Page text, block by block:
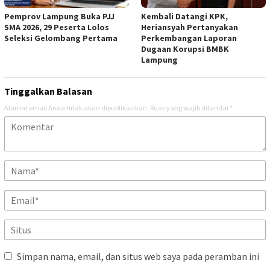
Pemprov Lampung Buka PJJ
SMA 2026, 29 Peserta Lolos
Seleksi Gelombang Pertama
Kembali Datangi KPK,
Heriansyah Pertanyakan
Perkembangan Laporan
Dugaan Korupsi BMBK
Lampung
Tinggalkan Balasan
Alamat email Anda tidak akan dipublikasikan. Ruas yang wajib ditandai *
Simpan nama, email, dan situs web saya pada peramban ini